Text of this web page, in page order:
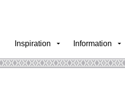
Inspiration Information